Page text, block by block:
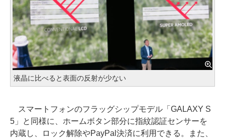
液晶に比べると表面の反射が少ない
スマートフォンのフラッグシップモデル「GALAXY S
5」と同様に、ホームボタン部分に指紋認証センサーを
内蔵し、ロック解除やPayPal決済に利用できる。また、